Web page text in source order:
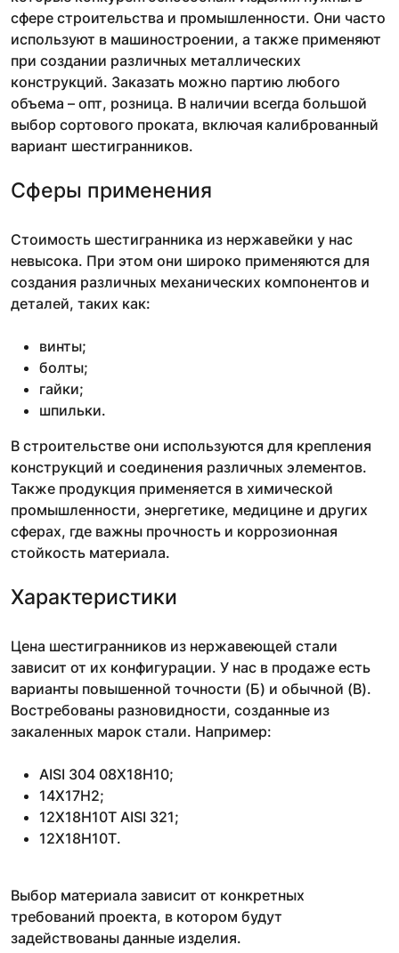
сфере строительства и промышленности. Они часто
используют в машиностроении, а также применяют
при создании различных металлических
конструкций. Заказать можно партию любого
объема – опт, розница. В наличии всегда большой
выбор сортового проката, включая калиброванный
вариант шестигранников.
Сферы применения
Стоимость шестигранника из нержавейки у нас
невысока. При этом они широко применяются для
создания различных механических компонентов и
деталей, таких как:
винты;
болты;
гайки;
шпильки.
В строительстве они используются для крепления
конструкций и соединения различных элементов.
Также продукция применяется в химической
промышленности, энергетике, медицине и других
сферах, где важны прочность и коррозионная
стойкость материала.
Характеристики
Цена шестигранников из нержавеющей стали
зависит от их конфигурации. У нас в продаже есть
варианты повышенной точности (Б) и обычной (В).
Востребованы разновидности, созданные из
закаленных марок стали. Например:
AISI 304 08Х18Н10;
14Х17Н2;
12Х18Н10Т AISI 321;
12Х18Н10Т.
Выбор материала зависит от конкретных
требований проекта, в котором будут
задействованы данные изделия.